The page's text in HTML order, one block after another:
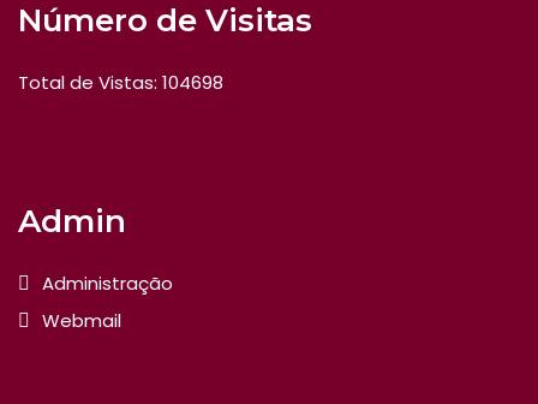
Número de Visitas
Total de Vistas: 104698
Admin
Administração
Webmail